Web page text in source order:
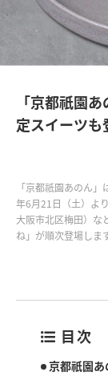
「京都祇園
定スイーツも
「京都祇園あのん
年6月21日（土）よ
大阪市北区梅田）な
ね」が順次登場しま
目次
京都祇園